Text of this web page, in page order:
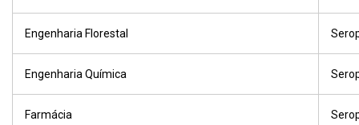
Engenharia Florestal
Engenharia Química
Farmácia